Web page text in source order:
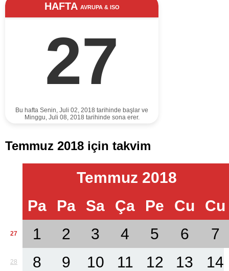
HAFTA AVRUPA & ISO
27
Bu hafta Senin, Juli 02, 2018 tarihinde başlar ve
Minggu, Juli 08, 2018 tarihinde sona erer.
Temmuz 2018 için takvim
Temmuz 2018
Pa
Pa Sa Ça Pe Cu Cu
27 1 2 3 4 5 6 7
28 8 9 10 11 12 13 14